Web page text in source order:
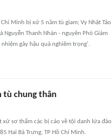
Minh bị xử 5 năm tù giam; Vy Nhật Tảo
Nguyễn Thanh Nhàn - nguyên Phó Giám
gây hậu quả nghiêm trọng'.
tù chung thân
xử sơ thẩm các bị cáo về tội danh lừa đảo
Hai Bà Trưng, TP Hồ Chí Minh.